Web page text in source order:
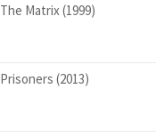
The Matrix (1999)
Prisoners (2013)